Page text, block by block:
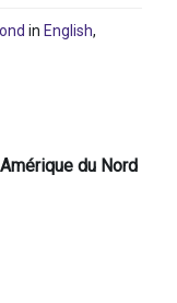
in English,
du Nord